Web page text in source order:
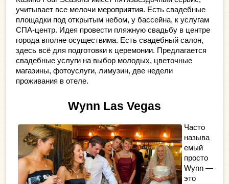
учитывает все мелочи мероприятия. Есть свадебные
площадки под открытым небом, у бассейна, к услугам
СПА-центр. Идея провести пляжную свадьбу в центре
города вполне осуществима. Есть свадебный салон,
здесь всё для подготовки к церемонии. Предлагается
свадебные услуги на выбор молодых, цветочные
магазины, фотоуслуги, лимузин, две недели
проживания в отеле.
Wynn Las Vegas
Часто
называ
емый
просто
Wynn —
это